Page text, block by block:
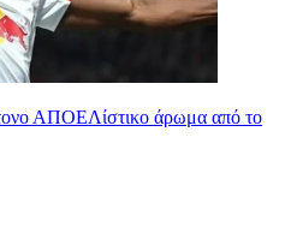
ΑΠΟΕΛίστικο άρωμα από το